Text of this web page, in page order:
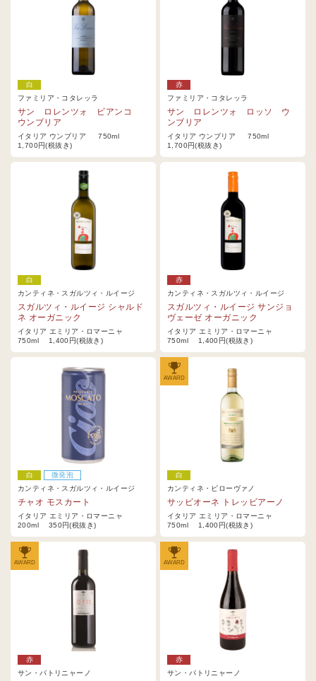
白
ファミリア・コタレッラ
サン ロレンツォ ビアンコ
ウンブリア
イタリア ウンブリア 750ml
1,700円(税抜き)
赤
ファミリア・コタレッラ
サン ロレンツォ ロッソ ウ
ンブリア
イタリア ウンブリア 750ml
1,700円(税抜き)
白
カンティネ・スガルツィ・ルイージ
スガルツィ・ルイージ シャルド
ネ オーガニック
イタリア エミリア・ロマーニャ
750ml 1,400円(税抜き)
赤
カンティネ・スガルツィ・ルイージ
スガルツィ・ルイージ サンジョ
ヴェーゼ オーガニック
イタリア エミリア・ロマーニャ
750ml 1,400円(税抜き)
白
微発泡
カンティネ・スガルツィ・ルイージ
チャオ モスカート
イタリア エミリア・ロマーニャ
200ml 350円(税抜き)
AWARD
白
カンティネ・ピローヴァノ
サッビオーネ トレッビアーノ
イタリア エミリア・ロマーニャ
750ml 1,400円(税抜き)
AWARD
赤
サン・パトリニャーノ
AWARD
赤
サン・パトリニャーノ